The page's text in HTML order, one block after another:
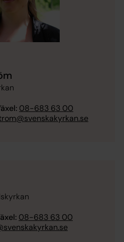
08-683 63 00
08-683 63 00